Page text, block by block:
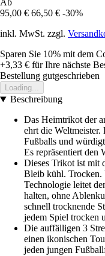
Ab
95,00 € 66,50 € -30%
inkl. MwSt. zzgl.
Sparen Sie 10% mit dem
+3,33 € für Ihre nächste
Bestellung gutgeschrieben
Loading...
Beschreibung
Das Heimtrikot der
ehrt die
Fußballs und
Es repräsentiert den
Dieses Trikot ist mit
Bleib kühl.
Technologie leitet
halten, ohne
schnell trocknende
jedem Spiel trocken
Die auffälligen 3
einen ikonischen
jeden jungen